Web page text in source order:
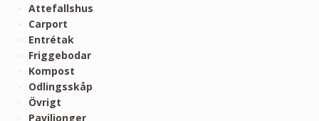
Attefallshus
Carport
Entrétak
Friggebodar
Kompost
Odlingsskåp
Övrigt
Paviljonger